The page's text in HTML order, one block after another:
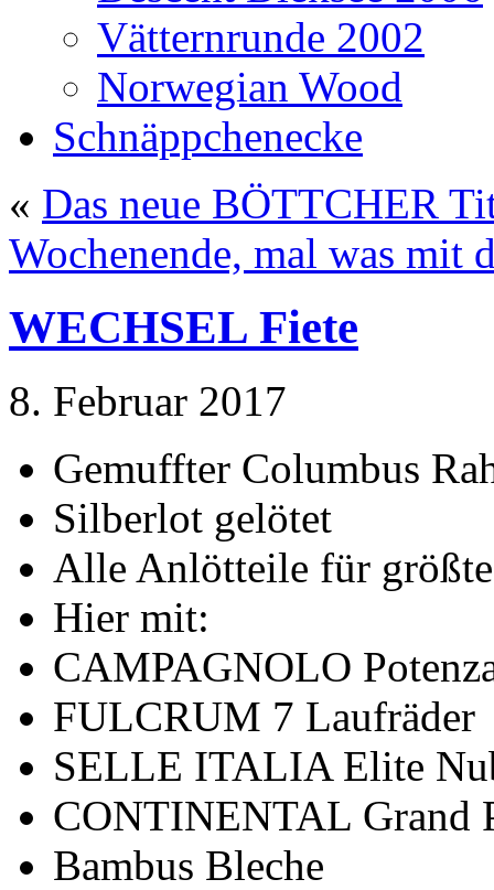
Vätternrunde 2002
Norwegian Wood
Schnäppchenecke
« Das neue BÖTTCHER
Wochenende, mal was mit
WECHSEL Fiete
8. Februar 2017
Gemuffter Columbus
Silberlot gelötet
Alle Anlötteile für
Hier mit:
CAMPAGNOLO
FULCRUM 7 Laufräder
SELLE ITALIA Elite
CONTINENTAL Grand
Bambus Bleche